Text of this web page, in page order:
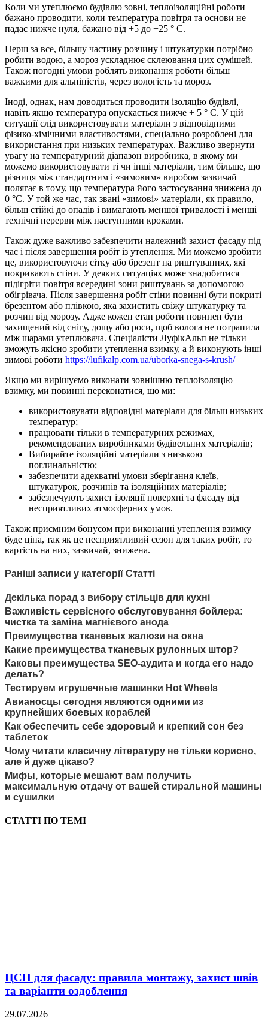
Коли ми утеплюємо будівлю зовні, теплоізоляційні роботи
бажано проводити, коли температура повітря та основи не
падає нижче нуля, бажано від +5 до +25 ° C.
Перш за все, більшу частину розчину і штукатурки потрібно
робити водою, а мороз ускладнює склеювання цих сумішей.
Також погодні умови роблять виконання роботи більш
важкими для альпіністів, через вологість та мороз.
Іноді, однак, нам доводиться проводити ізоляцію будівлі,
навіть якщо температура опускається нижче + 5 ° C. У цій
ситуації слід використовувати матеріали з відповідними
фізико-хімічними властивостями, спеціально розроблені для
використання при низьких температурах. Важливо звернути
увагу на температурний діапазон виробника, в якому ми
можемо використовувати ті чи інші матеріали, тим більше, що
різниця між стандартним і «зимовим» виробом зазвичай
полягає в тому, що температура його застосування знижена до
0 °C. У той же час, так звані «зимові» матеріали, як правило,
більш стійкі до опадів і вимагають меншої тривалості і менші
технічні перерви між наступними кроками.
Також дуже важливо забезпечити належний захист фасаду під
час і після завершення робіт із утеплення. Ми можемо зробити
це, використовуючи сітку або брезент на риштуваннях, які
покривають стіни. У деяких ситуаціях може знадобитися
підігріти повітря всередині зони риштувань за допомогою
обігрівача. Після завершення робіт стіни повинні бути покриті
брезентом або плівкою, яка захистить свіжу штукатурку та
розчин від морозу. Адже кожен етап роботи повинен бути
захищений від снігу, дощу або роси, щоб волога не потрапила
між шарами утеплювача. Спеціалісти ЛуфікАльп не тільки
зможуть якісно зробити утеплення взимку, а й виконують інші
зимові роботи https://lufikalp.com.ua/uborka-snega-s-krush/
Якщо ми вирішуємо виконати зовнішню теплоізоляцію
взимку, ми повинні переконатися, що ми:
використовувати відповідні матеріали для більш низьких
температур;
працювати тільки в температурних режимах,
рекомендованих виробниками будівельних матеріалів;
Вибирайте ізоляційні матеріали з низькою
поглинальністю;
забезпечити адекватні умови зберігання клеїв,
штукатурок, розчинів та ізоляційних матеріалів;
забезпечують захист ізоляції поверхні та фасаду від
несприятливих атмосферних умов.
Також приємним бонусом при виконанні утеплення взимку
буде ціна, так як це несприятливий сезон для таких робіт, то
вартість на них, зазвичай, знижена.
Раніші записи у категорії Статті
Декілька порад з вибору стільців для кухні
Важливість сервісного обслуговування бойлера:
чистка та заміна магнієвого анода
Преимущества тканевых жалюзи на окна
Какие преимущества тканевых рулонных штор?
Каковы преимущества SEO-аудита и когда его надо
делать?
Тестируем игрушечные машинки Hot Wheels
Авианосцы сегодня являются одними из
крупнейших боевых кораблей
Как обеспечить себе здоровый и крепкий сон без
таблеток
Чому читати класичну літературу не тільки корисно,
але й дуже цікаво?
Мифы, которые мешают вам получить
максимальную отдачу от вашей стиральной машины
и сушилки
СТАТТІ ПО ТЕМІ
ЦСП для фасаду: правила монтажу, захист швів
та варіанти оздоблення
29.07.2026